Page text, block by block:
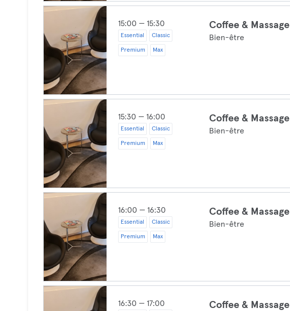
15:00 — 15:30
Essential Classic
Premium Max
Coffee & Massage
Bien-être
15:30 — 16:00
Essential Classic
Premium Max
Coffee & Massage
Bien-être
16:00 — 16:30
Essential Classic
Premium Max
Coffee & Massage
Bien-être
16:30 — 17:00 Coffee & Massage